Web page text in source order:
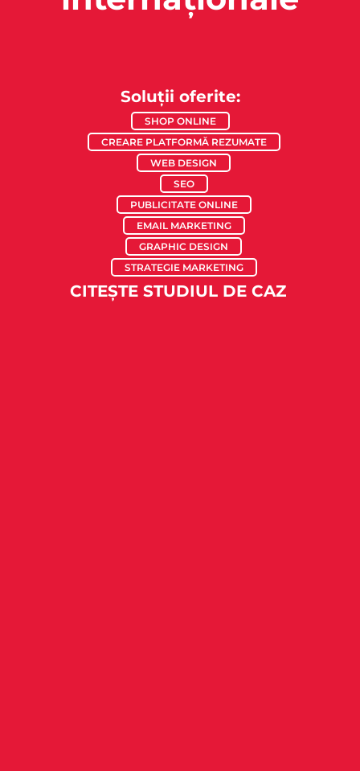
Soluții oferite:
SHOP ONLINE
CREARE PLATFORMĂ REZUMATE
WEB DESIGN
SEO
PUBLICITATE ONLINE
EMAIL MARKETING
GRAPHIC DESIGN
STRATEGIE MARKETING
CITEȘTE STUDIUL DE CAZ